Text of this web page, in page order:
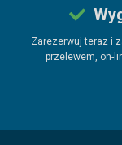
Zarezerwuj teraz i
przelewem, on-